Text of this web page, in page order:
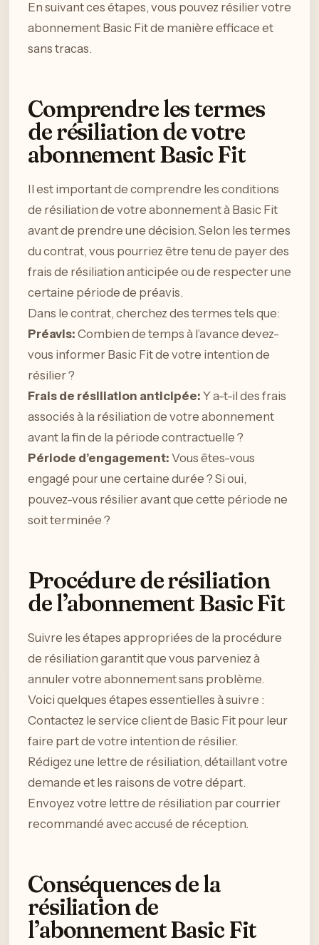
En suivant ces étapes, vous pouvez résilier votre
abonnement Basic Fit de manière efficace et
sans tracas.
Comprendre les termes
de résiliation de votre
abonnement Basic Fit
Il est important de comprendre les conditions
de résiliation de votre abonnement à Basic Fit
avant de prendre une décision. Selon les termes
du contrat, vous pourriez être tenu de payer des
frais de résiliation anticipée ou de respecter une
certaine période de préavis.
Dans le contrat, cherchez des termes tels que:
Préavis: Combien de temps à l’avance devez-
vous informer Basic Fit de votre intention de
résilier ?
Frais de résiliation anticipée: Y a-t-il des frais
associés à la résiliation de votre abonnement
avant la fin de la période contractuelle ?
Période d’engagement: Vous êtes-vous
engagé pour une certaine durée ? Si oui,
pouvez-vous résilier avant que cette période ne
soit terminée ?
Procédure de résiliation
de l’abonnement Basic Fit
Suivre les étapes appropriées de la procédure
de résiliation garantit que vous parveniez à
annuler votre abonnement sans problème.
Voici quelques étapes essentielles à suivre :
Contactez le service client de Basic Fit pour leur
faire part de votre intention de résilier.
Rédigez une lettre de résiliation, détaillant votre
demande et les raisons de votre départ.
Envoyez votre lettre de résiliation par courrier
recommandé avec accusé de réception.
Conséquences de la
résiliation de
l’abonnement Basic Fit